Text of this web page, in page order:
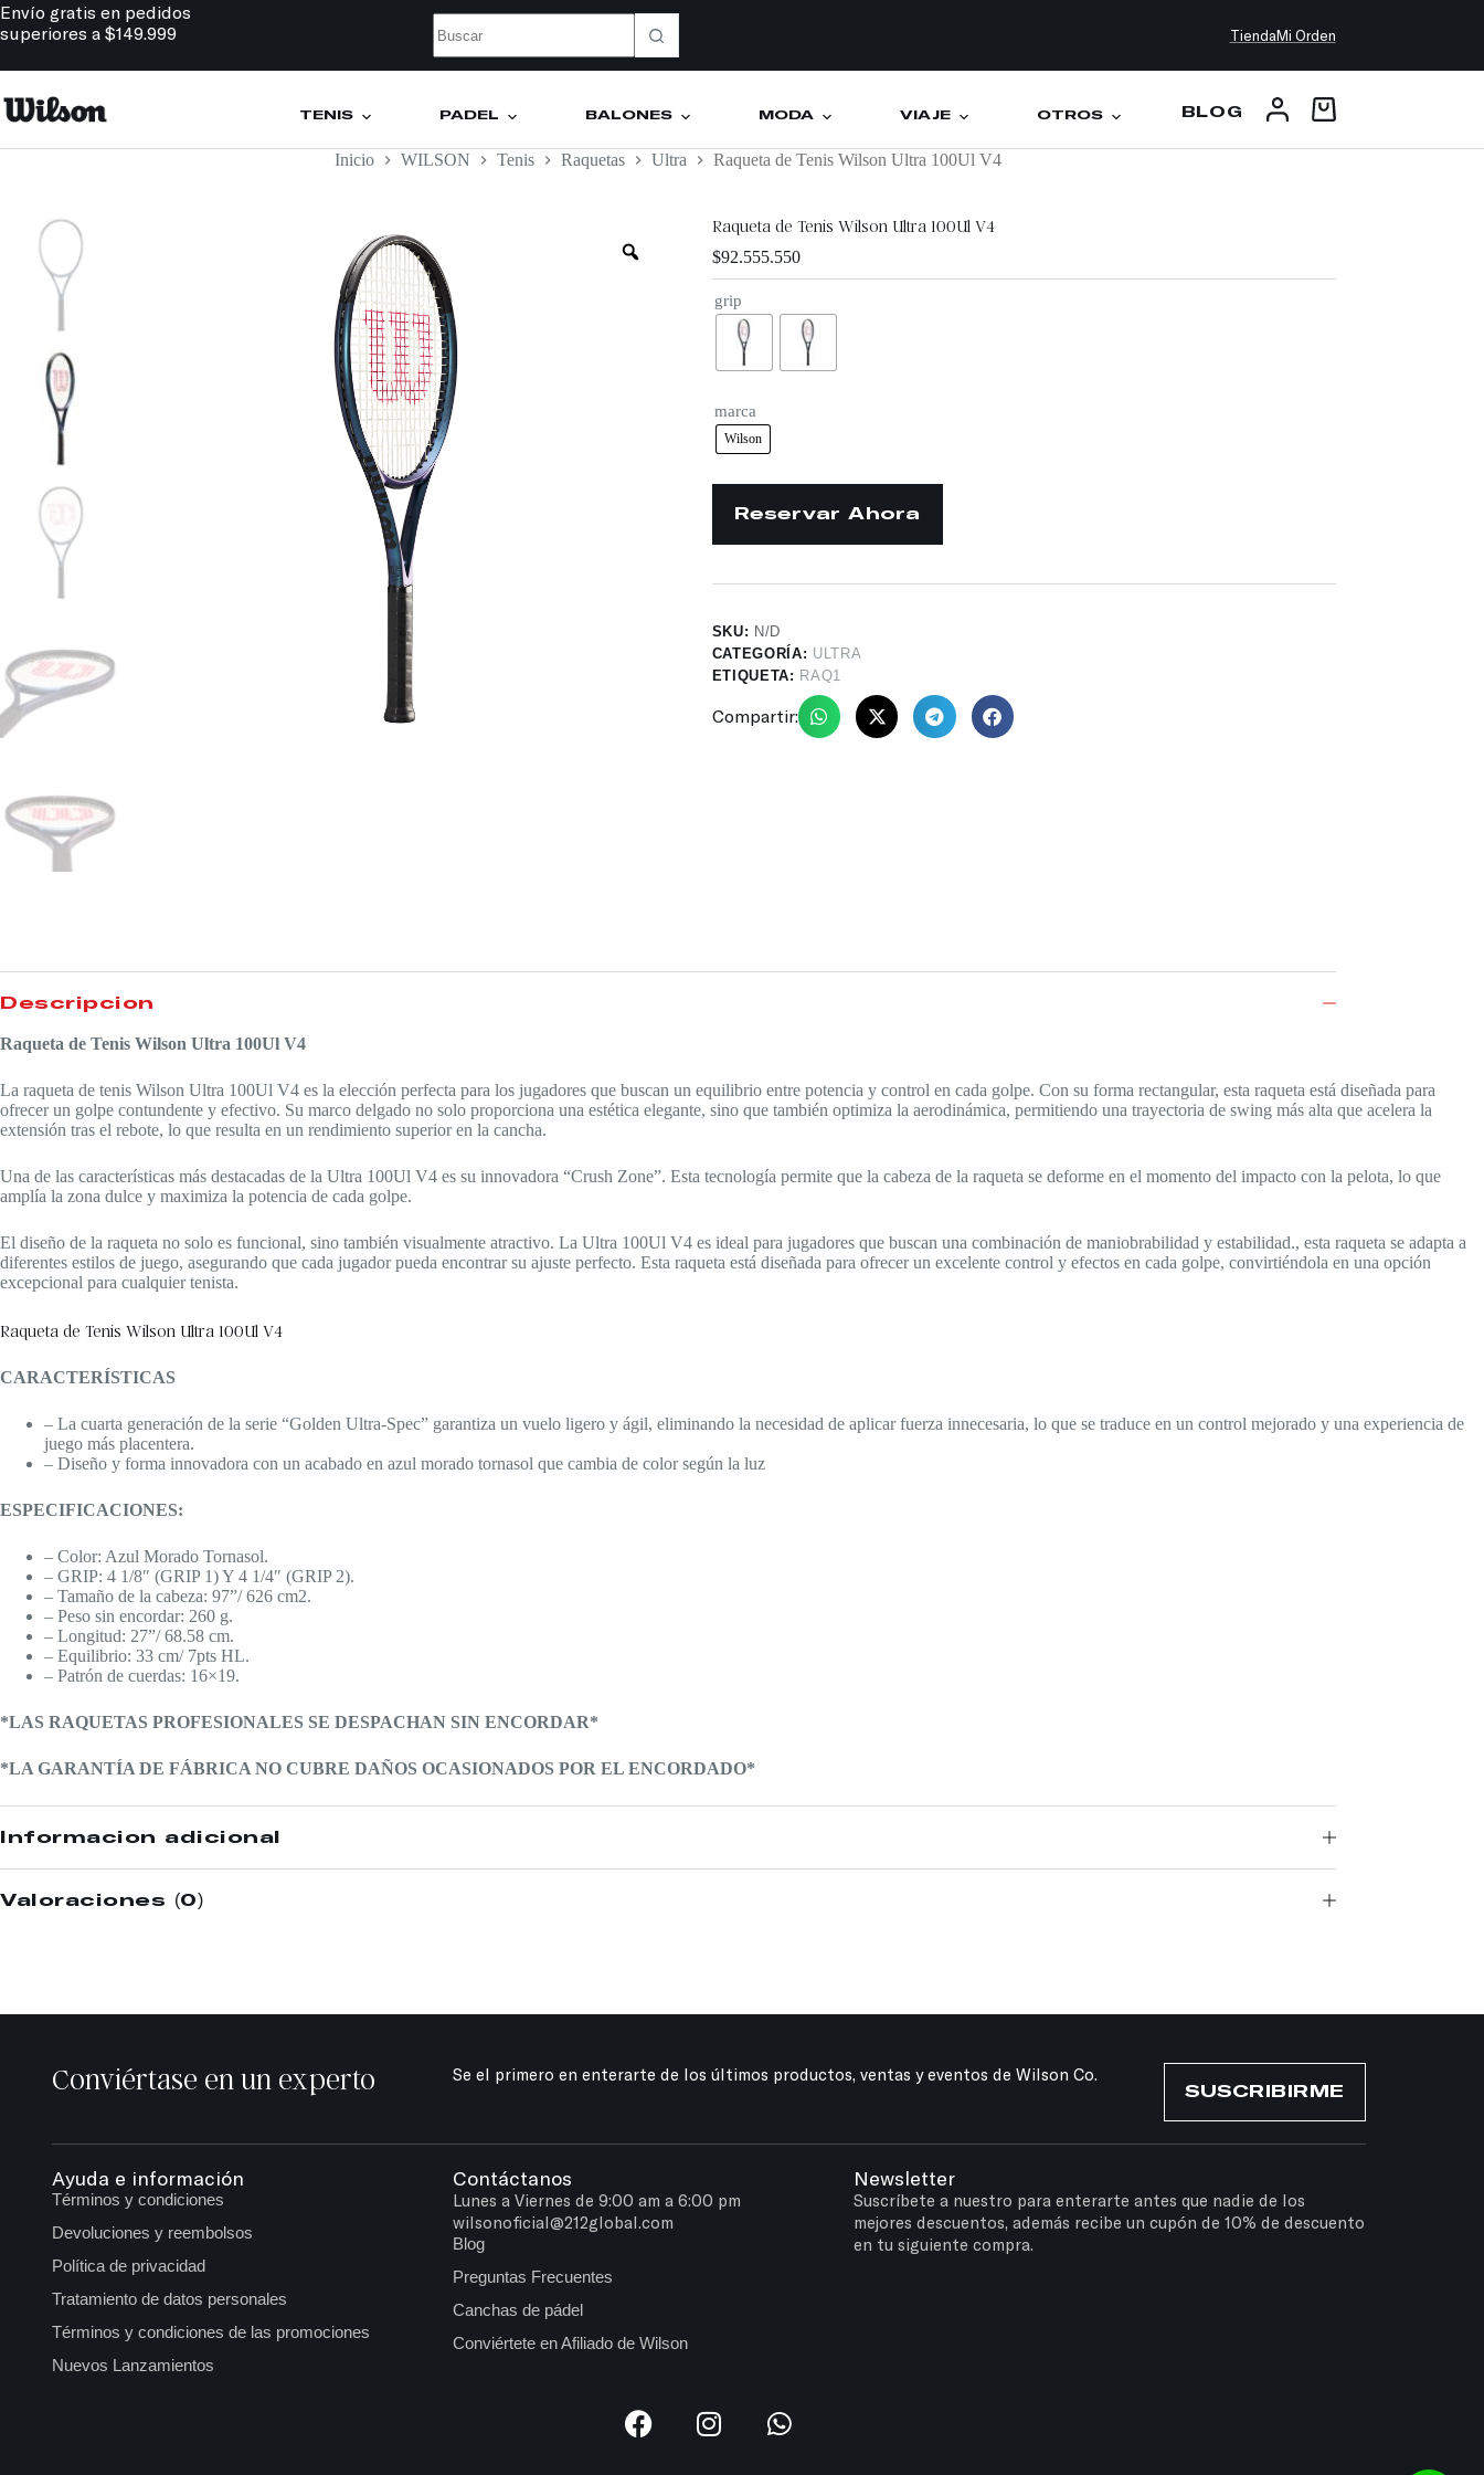
Envío gratis en pedidos
superiores a $149.999
TiendaMi Orden
TENIS PÁDEL BALONES MODA VIAJE OTROS BLOG
Inicio WILSON Tenis Raquetas Ultra Raqueta de Tenis Wilson Ultra 100Ul V4
Raqueta de Tenis Wilson Ultra 100Ul V4
$92.555.550
grip
marca
Wilson
SKU: N/D
CATEGORÍA: ULTRA
ETIQUETA: RAQ1
Compartir:
Descripción
Raqueta de Tenis Wilson Ultra 100Ul V4​
La raqueta de tenis Wilson Ultra 100Ul V4 es la elección perfecta para los jugadores que buscan un equilibrio entre potencia y control en cada golpe. Con su forma rectangular, esta raqueta está diseñada para
ofrecer un golpe contundente y efectivo. Su marco delgado no solo proporciona una estética elegante, sino que también optimiza la aerodinámica, permitiendo una trayectoria de swing más alta que acelera la
extensión tras el rebote, lo que resulta en un rendimiento superior en la cancha.
Una de las características más destacadas de la Ultra 100Ul V4 es su innovadora “Crush Zone”. Esta tecnología permite que la cabeza de la raqueta se deforme en el momento del impacto con la pelota, lo que
amplía la zona dulce y maximiza la potencia de cada golpe.
El diseño de la raqueta no solo es funcional, sino también visualmente atractivo. La Ultra 100Ul V4 es ideal para jugadores que buscan una combinación de maniobrabilidad y estabilidad., esta raqueta se adapta a
diferentes estilos de juego, asegurando que cada jugador pueda encontrar su ajuste perfecto. Esta raqueta está diseñada para ofrecer un excelente control y efectos en cada golpe, convirtiéndola en una opción
excepcional para cualquier tenista.
Raqueta de Tenis Wilson Ultra 100Ul V4
CARACTERÍSTICAS
– La cuarta generación de la serie “Golden Ultra-Spec” garantiza un vuelo ligero y ágil, eliminando la necesidad de aplicar fuerza innecesaria, lo que se traduce en un control mejorado y una experiencia de
juego más placentera.
– Diseño y forma innovadora con un acabado en azul morado tornasol que cambia de color según la luz
ESPECIFICACIONES:
– Color: Azul Morado Tornasol.
– GRIP: 4 1/8″ (GRIP 1) Y 4 1/4″ (GRIP 2).
– Tamaño de la cabeza: 97”/ 626 cm2.
– Peso sin encordar: 260 g.
– Longitud: 27”/ 68.58 cm.
– Equilibrio: 33 cm/ 7pts HL.
– Patrón de cuerdas: 16×19.
*LAS RAQUETAS PROFESIONALES SE DESPACHAN SIN ENCORDAR*
*LA GARANTÍA DE FÁBRICA NO CUBRE DAÑOS OCASIONADOS POR EL ENCORDADO*
Información adicional
Valoraciones (0)
Conviértase en un experto Se el primero en enterarte de los últimos productos, ventas y eventos de Wilson Co.
SUSCRIBIRME
Ayuda e información
Términos y condiciones
Devoluciones y reembolsos
Política de privacidad
Tratamiento de datos personales
Términos y condiciones de las promociones
Nuevos Lanzamientos
Contáctanos
Lunes a Viernes de 9:00 am a 6:00 pm
wilsonoficial@212global.com
Blog
Preguntas Frecuentes
Canchas de pádel
Conviértete en Afiliado de Wilson
Newsletter
Suscríbete a nuestro para enterarte antes que nadie de los
mejores descuentos, además recibe un cupón de 10% de descuento
en tu siguiente compra.